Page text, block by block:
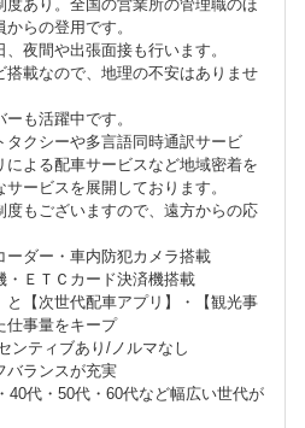
あり。全国の営業所の管理職のほ
らの登用です。
夜間や出張面接も行います。
載なので、地理の不安はありませ
も活躍中です。
クシーや多言語同時通訳サービ
による配車サービスなど地域密着を
ービスを展開しております。
もございますので、遠方からの応
ダー・車内防犯カメラ搭載
ＥＴＣカード決済機搭載
【次世代配車アプリ】・【観光事
仕事量をキープ
ンティブあり/ノルマなし
ランスが充実
代・50代・60代など幅広い世代が